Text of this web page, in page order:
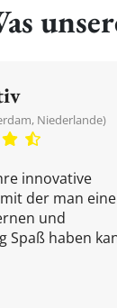
Niederlande)
innovative
der man eine
und
Spaß haben